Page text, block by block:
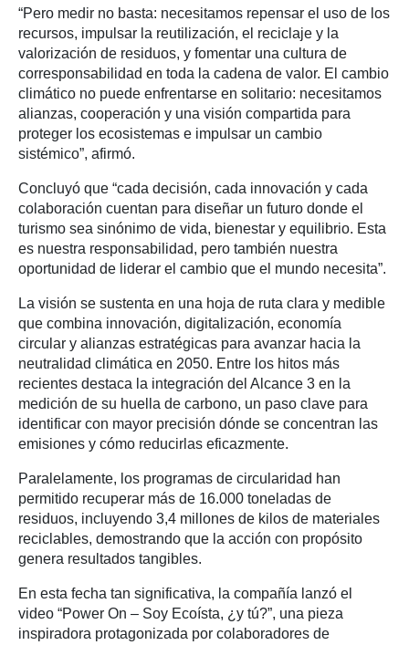
“Pero medir no basta: necesitamos repensar el uso de los
recursos, impulsar la reutilización, el reciclaje y la
valorización de residuos, y fomentar una cultura de
corresponsabilidad en toda la cadena de valor. El cambio
climático no puede enfrentarse en solitario: necesitamos
alianzas, cooperación y una visión compartida para
proteger los ecosistemas e impulsar un cambio
sistémico”, afirmó.
Concluyó que “cada decisión, cada innovación y cada
colaboración cuentan para diseñar un futuro donde el
turismo sea sinónimo de vida, bienestar y equilibrio. Esta
es nuestra responsabilidad, pero también nuestra
oportunidad de liderar el cambio que el mundo necesita”.
La visión se sustenta en una hoja de ruta clara y medible
que combina innovación, digitalización, economía
circular y alianzas estratégicas para avanzar hacia la
neutralidad climática en 2050. Entre los hitos más
recientes destaca la integración del Alcance 3 en la
medición de su huella de carbono, un paso clave para
identificar con mayor precisión dónde se concentran las
emisiones y cómo reducirlas eficazmente.
Paralelamente, los programas de circularidad han
permitido recuperar más de 16.000 toneladas de
residuos, incluyendo 3,4 millones de kilos de materiales
reciclables, demostrando que la acción con propósito
genera resultados tangibles.
En esta fecha tan significativa, la compañía lanzó el
video “Power On – Soy Ecoísta, ¿y tú?”, una pieza
inspiradora protagonizada por colaboradores de